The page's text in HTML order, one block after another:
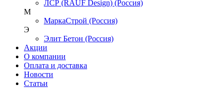
ЛСР (RAUF Design) (Россия)
М
МаркаСтрой (Россия)
Э
Элит Бетон (Россия)
Акции
О компании
Оплата и доставка
Новости
Статьи